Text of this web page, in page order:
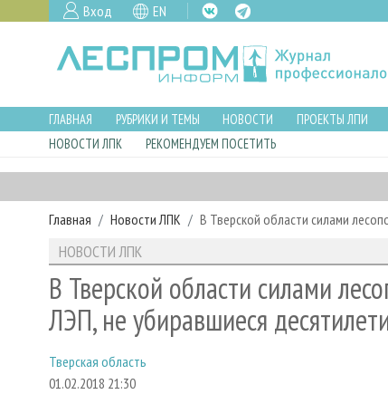
Вход EN
ГЛАВНАЯ РУБРИКИ И ТЕМЫ НОВОСТИ ПРОЕКТЫ ЛПИ
НОВОСТИ ЛПК
РЕКОМЕНДУЕМ ПОСЕТИТЬ
Главная Новости ЛПК В Тверской области силами
НОВОСТИ ЛПК
В Тверской области силами
ЛЭП, не убиравшиеся
Тверская область
01.02.2018 21:30